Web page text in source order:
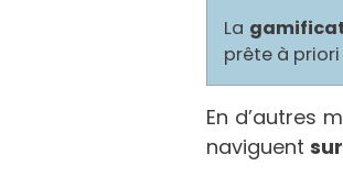
La
prête à priori
En d’autres
naviguent